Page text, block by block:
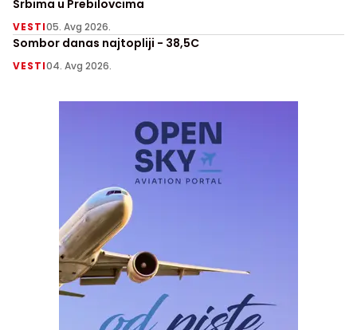
Srbima u Prebilovcima
VESTI05. Avg 2026.
Sombor danas najtopliji - 38,5C
VESTI04. Avg 2026.